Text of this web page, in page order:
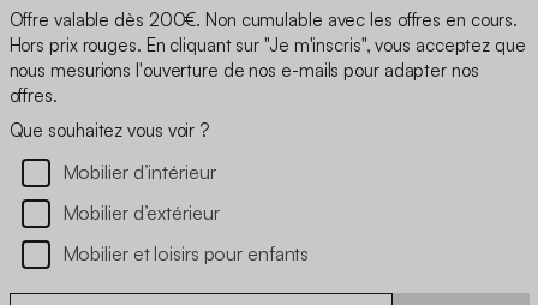
Offre valable dès 200€. Non cumulable avec les offres en cours.
Hors prix rouges. En cliquant sur "Je m'inscris", vous acceptez que
nous mesurions l'ouverture de nos e-mails pour adapter nos
offres.
Que souhaitez vous voir ?
Mobilier d’intérieur
Mobilier d’extérieur
Mobilier et loisirs pour enfants